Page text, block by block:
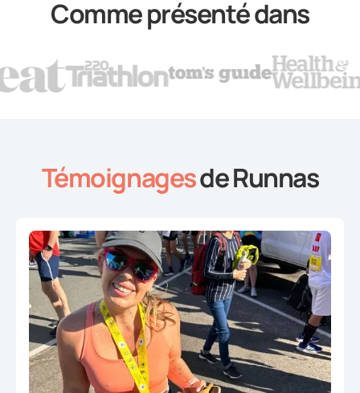
Comme présenté dans
Témoignagesde Runnas
Slide 2 of 4.